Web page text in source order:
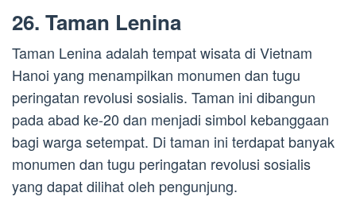
26. Taman Lenina
Taman Lenina adalah tempat wisata di Vietnam
Hanoi yang menampilkan monumen dan tugu
peringatan revolusi sosialis. Taman ini dibangun
pada abad ke-20 dan menjadi simbol kebanggaan
bagi warga setempat. Di taman ini terdapat banyak
monumen dan tugu peringatan revolusi sosialis
yang dapat dilihat oleh pengunjung.